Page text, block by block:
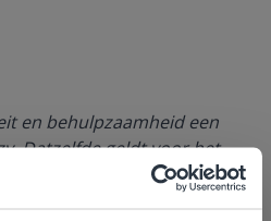
en behulpzaamheid een
Datzelfde geldt voor het
het open karakter en de
de website. Ik kan niets ter